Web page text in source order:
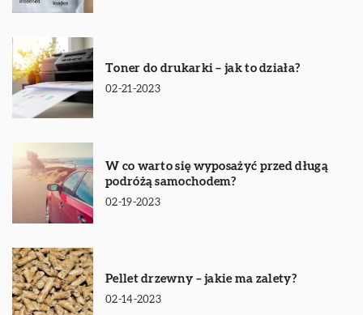
Toner do drukarki – jak to działa?
02-21-2023
W co warto się wyposażyć przed długą
podróżą samochodem?
02-19-2023
Pellet drzewny – jakie ma zalety?
02-14-2023